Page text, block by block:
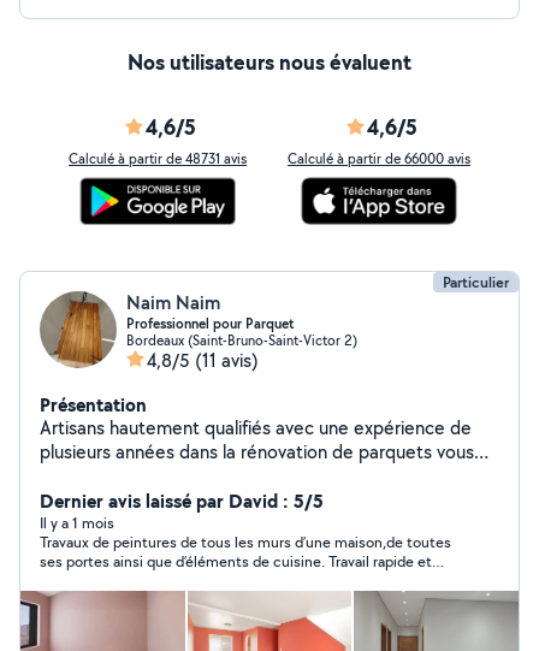
Nos utilisateurs nous évaluent
4,6/5
Calculé à partir de 48731 avis
4,6/5
Calculé à partir de 66000 avis
Particulier
Naim Naim
Professionnel pour Parquet
Bordeaux (Saint-Bruno-Saint-Victor 2)
4,8/5 (11 avis)
Présentation
Artisans hautement qualifiés avec une expérience de
plusieurs années dans la rénovation de parquets vous
Vitrification Réparation Teinte Pose Escalier Peinture
Tapisserie Devis gratuit Déplacement dans toute la
France Satisfait ou remboursé Travail propre et sérieux
Toutes ces machines seront nécessaires pour un bon
ponçage homogène et sans rayures Nb : suis spécialisé
que dans la rénovation de parquets
Dernier avis laissé par David : 5/5
Il y a 1 mois
Travaux de peintures de tous les murs d’une maison,de toutes
ses portes ainsi que d’éléments de cuisine. Travail rapide et
sont corrects et le chantier est resté propre. J’ai d’ailleurs prévu
de faire le parquet dans la foulée avec lui. Le parquet a été posé
dans la foulée quasiment de manière rapide,efficace et soigné